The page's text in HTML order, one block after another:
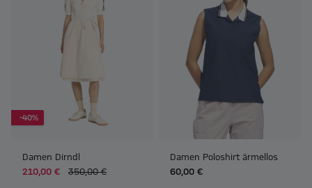
-40%
Damen Dirndl
210,00 €
350,00 €
Damen Poloshirt ärmellos
60,00 €